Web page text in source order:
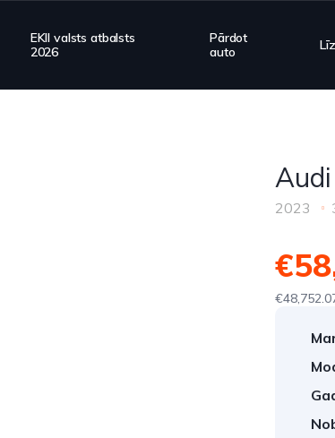
EKII valsts atbalsts
2026
Pārdot
auto
2023